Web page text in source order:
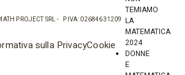
TEMIAMO
LA
MATEMATICA
2024
DONNE
E
PROJECT SRL - P.IVA: 02684631209
sulla PrivacyCookie